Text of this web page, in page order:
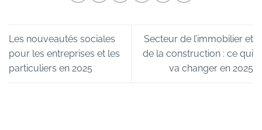
Les nouveautés sociales
pour les entreprises et les
particuliers en 2025
Secteur de l’immobilier et
de la construction : ce qui
va changer en 2025